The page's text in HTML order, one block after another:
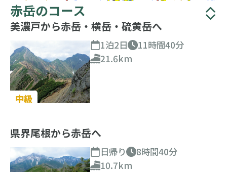
赤岳のコース
美濃戸から赤岳・横岳・硫黄岳へ
中級
1泊2日
11時間40分
21.6km
県界尾根から赤岳へ
日帰り
8時間40分
10.7km